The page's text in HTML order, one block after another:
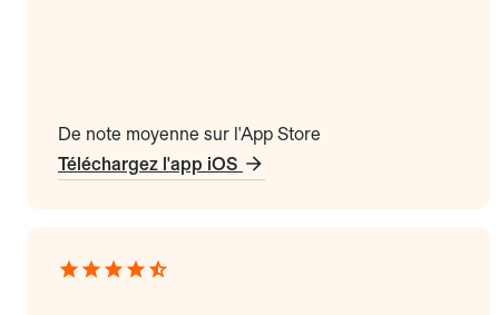
De note moyenne sur l'App Store
Téléchargez l'app iOS